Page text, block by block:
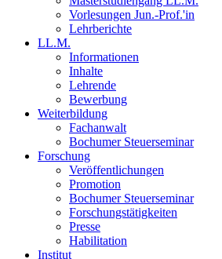
Vorlesungen Jun.-Prof.'in
Lehrberichte
LL.M.
Informationen
Inhalte
Lehrende
Bewerbung
Weiterbildung
Fachanwalt
Bochumer Steuerseminar
Forschung
Veröffentlichungen
Promotion
Bochumer Steuerseminar
Forschungstätigkeiten
Presse
Habilitation
Institut